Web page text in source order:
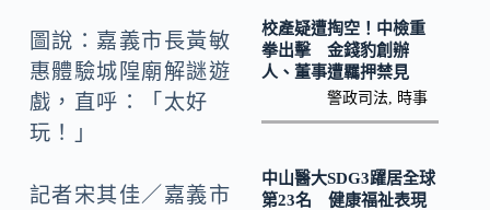
o
o
k
y
Li
n
圖說：嘉義市長黃敏
惠體驗城隍廟解謎遊
戲，直呼：「太好
玩！」
記者宋其佳／嘉義市
校產疑遭掏空！中檢重
拳出擊 金錢豹創辦
人、董事遭羈押禁見
警政司法 時事
中山醫大SDG3躍居全球
第23名 健康福祉表現